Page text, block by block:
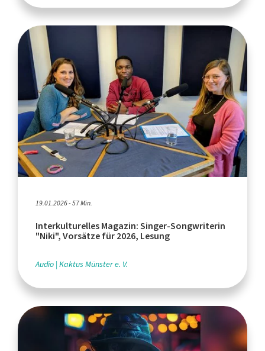
19.01.2026 - 57 Min.
Interkulturelles Magazin: Singer-Songwriterin
"Niki", Vorsätze für 2026, Lesung
Audio Kaktus Münster e. V.